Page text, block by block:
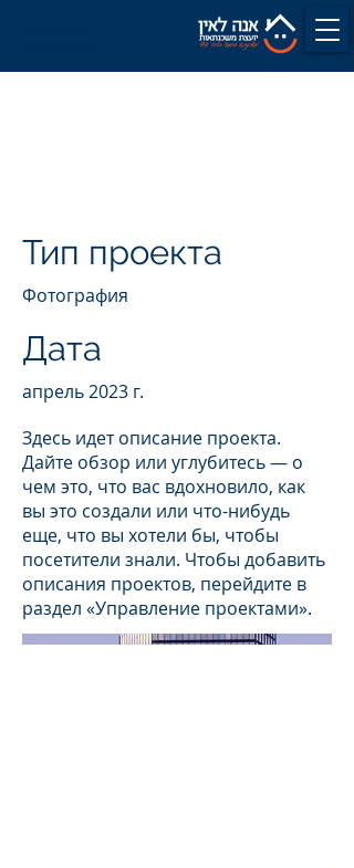
Тип проекта
Фотография
Дата
апрель 2023 г.
Здесь идет описание проекта.
Дайте обзор или углубитесь — о
чем это, что вас вдохновило, как
вы это создали или что-нибудь
еще, что вы хотели бы, чтобы
посетители знали. Чтобы добавить
описания проектов, перейдите в
раздел «Управление проектами».